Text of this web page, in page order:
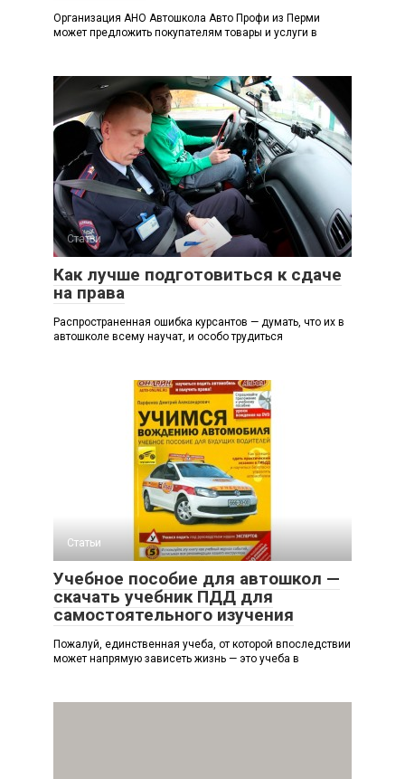
Организация АНО Автошкола Авто Профи из Перми
может предложить покупателям товары и услуги в
Статьи
Как лучше подготовиться к сдаче
на права
Распространенная ошибка курсантов — думать, что их в
автошколе всему научат, и особо трудиться
Статьи
Учебное пособие для автошкол —
скачать учебник ПДД для
самостоятельного изучения
Пожалуй, единственная учеба, от которой впоследствии
может напрямую зависеть жизнь — это учеба в